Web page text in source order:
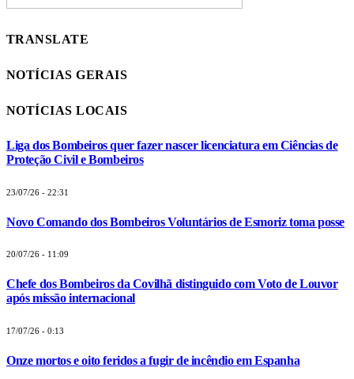
TRANSLATE
NOTÍCIAS GERAIS
NOTÍCIAS LOCAIS
Liga dos Bombeiros quer fazer nascer licenciatura em Ciências de
Proteção Civil e Bombeiros
23/07/26 - 22:31
Novo Comando dos Bombeiros Voluntários de Esmoriz toma posse
20/07/26 - 11:09
Chefe dos Bombeiros da Covilhã distinguido com Voto de Louvor
após missão internacional
17/07/26 - 0:13
Onze mortos e oito feridos a fugir de incêndio em Espanha